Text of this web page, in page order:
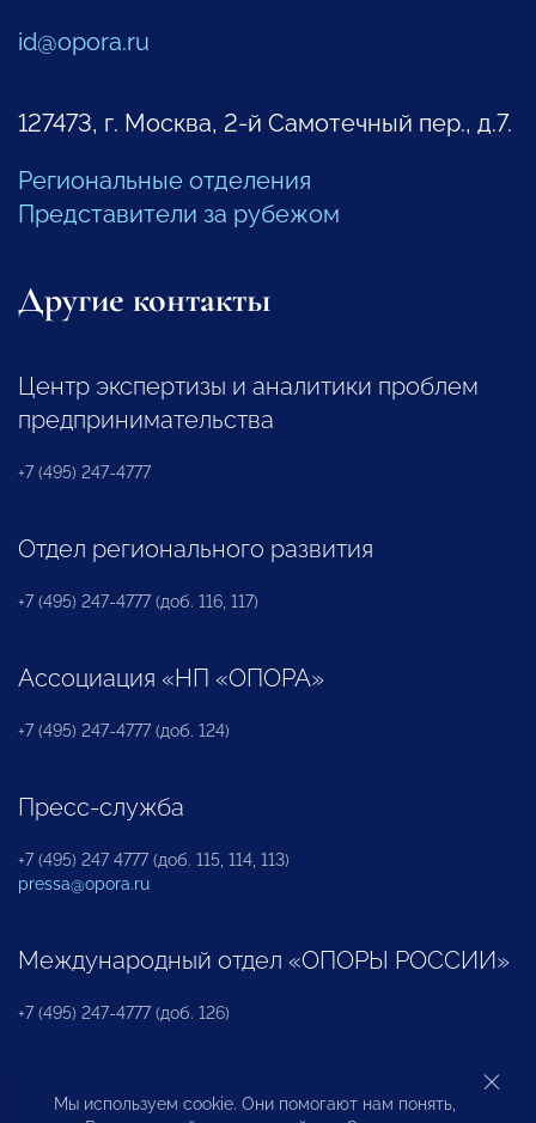
id@opora.ru
127473, г. Москва, 2-й Самотечный пер., д.7.
Региональные отделения
Представители за рубежом
Другие контакты
Центр экспертизы и аналитики проблем
предпринимательства
+7 (495) 247-4777
Отдел регионального развития
+7 (495) 247-4777 (доб. 116, 117)
Ассоциация «НП «ОПОРА»
+7 (495) 247-4777 (доб. 124)
Пресс-служба
+7 (495) 247 4777 (доб. 115, 114, 113)
pressa@opora.ru
Международный отдел «ОПОРЫ РОССИИ»
+7 (495) 247-4777 (доб. 126)
Бюро по защите прав предпринимателей и
Мы используем cookie. Они помогают нам понять,